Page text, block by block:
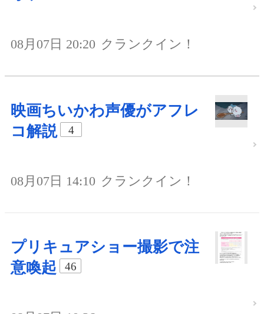
08月07日 20:20 クランクイン！
映画ちいかわ声優がアフレ
コ解説
4
08月07日 14:10 クランクイン！
プリキュアショー撮影で注
意喚起
46